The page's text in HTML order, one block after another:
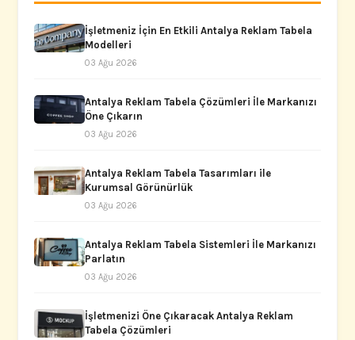
İşletmeniz İçin En Etkili Antalya Reklam Tabela
Modelleri
03 Ağu 2026
Antalya Reklam Tabela Çözümleri İle Markanızı
Öne Çıkarın
03 Ağu 2026
Antalya Reklam Tabela Tasarımları ile
Kurumsal Görünürlük
03 Ağu 2026
Antalya Reklam Tabela Sistemleri İle Markanızı
Parlatın
03 Ağu 2026
İşletmenizi Öne Çıkaracak Antalya Reklam
Tabela Çözümleri